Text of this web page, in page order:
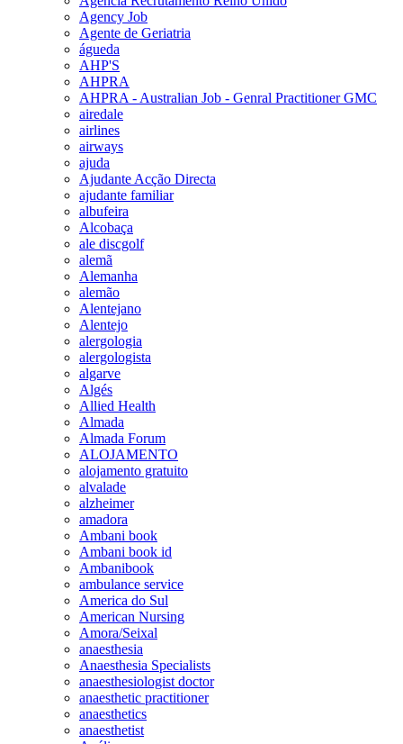
Agency Job
Agente de Geriatria
águeda
AHP'S
AHPRA
AHPRA - Australian Job - Genral Practitioner GMC
airedale
airlines
airways
ajuda
Ajudante Acção Directa
ajudante familiar
albufeira
Alcobaça
ale discgolf
alemã
Alemanha
alemão
Alentejano
Alentejo
alergologia
alergologista
algarve
Algés
Allied Health
Almada
Almada Forum
ALOJAMENTO
alojamento gratuito
alvalade
alzheimer
amadora
Ambani book
Ambani book id
Ambanibook
ambulance service
America do Sul
American Nursing
Amora/Seixal
anaesthesia
Anaesthesia Specialists
anaesthesiologist doctor
anaesthetic practitioner
anaesthetics
anaesthetist